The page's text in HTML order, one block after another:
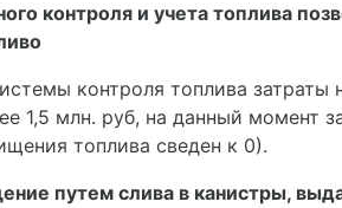
контроля и учета топлива
контроля топлива затраты
1,5 млн. руб, на данный момент
топлива сведен к 0).
путем слива в канистры,